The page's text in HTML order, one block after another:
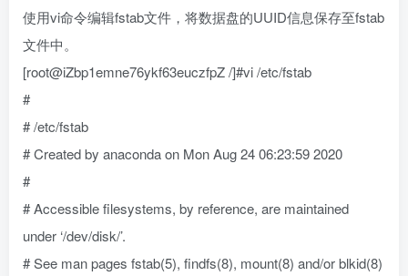
使用vi命令编辑fstab文件，将数据盘的UUID信息保存至fstab
文件中。
[root@iZbp1emne76ykf63euczfpZ /]#vi /etc/fstab
#
# /etc/fstab
# Created by anaconda on Mon Aug 24 06:23:59 2020
#
# Accessible filesystems, by reference, are maintained
under ‘/dev/disk/’.
# See man pages fstab(5), findfs(8), mount(8) and/or blkid(8)